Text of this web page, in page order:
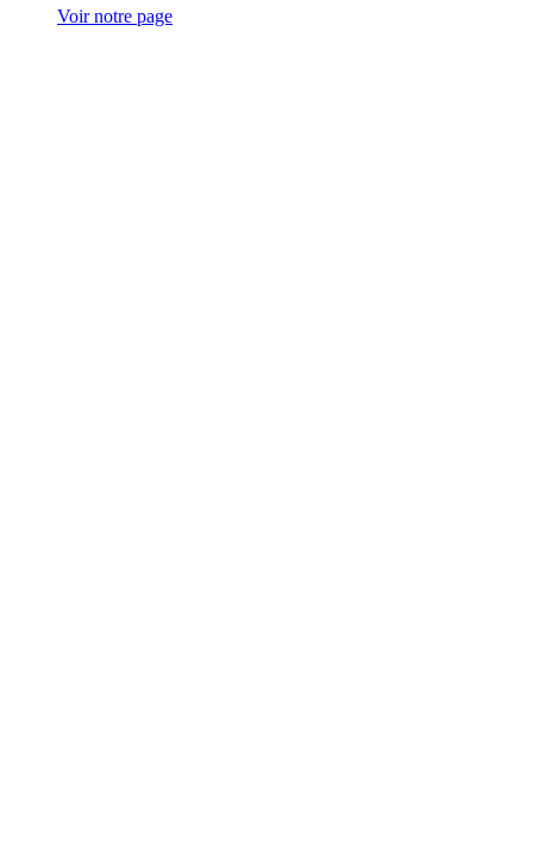
Voir notre page